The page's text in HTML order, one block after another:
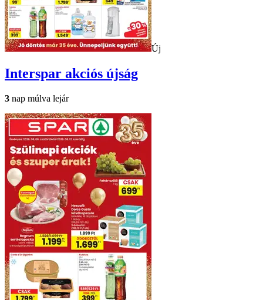
Új
Interspar akciós újság
3 nap múlva lejár